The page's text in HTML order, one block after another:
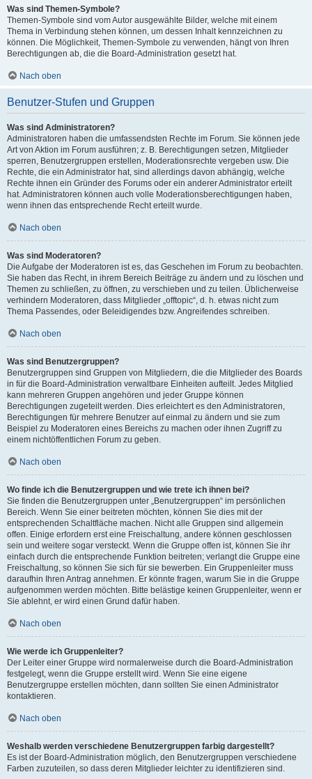
Was sind Themen-Symbole?
Themen-Symbole sind vom Autor ausgewählte Bilder, welche mit einem
Thema in Verbindung stehen können, um dessen Inhalt kennzeichnen zu
können. Die Möglichkeit, Themen-Symbole zu verwenden, hängt von Ihren
Berechtigungen ab, die die Board-Administration gesetzt hat.
Nach oben
Benutzer-Stufen und Gruppen
Was sind Administratoren?
Administratoren haben die umfassendsten Rechte im Forum. Sie können jede
Art von Aktion im Forum ausführen; z. B. Berechtigungen setzen, Mitglieder
sperren, Benutzergruppen erstellen, Moderationsrechte vergeben usw. Die
Rechte, die ein Administrator hat, sind allerdings davon abhängig, welche
Rechte ihnen ein Gründer des Forums oder ein anderer Administrator erteilt
hat. Administratoren können auch volle Moderationsberechtigungen haben,
wenn ihnen das entsprechende Recht erteilt wurde.
Nach oben
Was sind Moderatoren?
Die Aufgabe der Moderatoren ist es, das Geschehen im Forum zu beobachten.
Sie haben das Recht, in ihrem Bereich Beiträge zu ändern und zu löschen und
Themen zu schließen, zu öffnen, zu verschieben und zu teilen. Üblicherweise
verhindern Moderatoren, dass Mitglieder „offtopic“, d. h. etwas nicht zum
Thema Passendes, oder Beleidigendes bzw. Angreifendes schreiben.
Nach oben
Was sind Benutzergruppen?
Benutzergruppen sind Gruppen von Mitgliedern, die die Mitglieder des Boards
in für die Board-Administration verwaltbare Einheiten aufteilt. Jedes Mitglied
kann mehreren Gruppen angehören und jeder Gruppe können
Berechtigungen zugeteilt werden. Dies erleichtert es den Administratoren,
Berechtigungen für mehrere Benutzer auf einmal zu ändern und sie zum
Beispiel zu Moderatoren eines Bereichs zu machen oder ihnen Zugriff zu
einem nichtöffentlichen Forum zu geben.
Nach oben
Wo finde ich die Benutzergruppen und wie trete ich ihnen bei?
Sie finden die Benutzergruppen unter „Benutzergruppen“ im persönlichen
Bereich. Wenn Sie einer beitreten möchten, können Sie dies mit der
entsprechenden Schaltfläche machen. Nicht alle Gruppen sind allgemein
offen. Einige erfordern erst eine Freischaltung, andere können geschlossen
sein und weitere sogar versteckt. Wenn die Gruppe offen ist, können Sie ihr
einfach durch die entsprechende Funktion beitreten; verlangt die Gruppe eine
Freischaltung, so können Sie sich für sie bewerben. Ein Gruppenleiter muss
daraufhin Ihren Antrag annehmen. Er könnte fragen, warum Sie in die Gruppe
aufgenommen werden möchten. Bitte belästige keinen Gruppenleiter, wenn er
Sie ablehnt, er wird einen Grund dafür haben.
Nach oben
Wie werde ich Gruppenleiter?
Der Leiter einer Gruppe wird normalerweise durch die Board-Administration
festgelegt, wenn die Gruppe erstellt wird. Wenn Sie eine eigene
Benutzergruppe erstellen möchten, dann sollten Sie einen Administrator
kontaktieren.
Nach oben
Weshalb werden verschiedene Benutzergruppen farbig dargestellt?
Es ist der Board-Administration möglich, den Benutzergruppen verschiedene
Farben zuzuteilen, so dass deren Mitglieder leichter zu identifizieren sind.